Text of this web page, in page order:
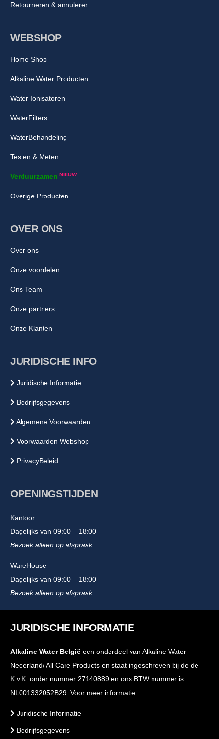
WEBSHOP
Home Shop
Alkaline Water Producten
Water Ionisatoren
WaterFilters
WaterBehandeling
Testen & Meten
Verduurzamen NIEUW
Overige Producten
OVER ONS
Over ons
Onze voordelen
Ons Team
Onze partners
Onze Klanten
JURIDISCHE INFO
Juridische Informatie
Bedrijfsgegevens
Algemene Voorwaarden
Voorwaarden Webshop
PrivacyBeleid
OPENINGSTIJDEN
Kantoor
Dagelijks van 09:00 – 18:00
Bezoek alleen op afspraak.
WareHouse
Dagelijks van 09:00 – 18:00
Bezoek alleen op afspraak.
Retourneren & annuleren
JURIDISCHE INFORMATIE
Alkaline Water België een onderdeel van Alkaline Water
Nederland/ All Care Products en staat ingeschreven bij de de
K.v.K. onder nummer 27140889 en ons BTW nummer is
NL001332052B29. Voor meer informatie:
Juridische Informatie
Bedrijfsgegevens